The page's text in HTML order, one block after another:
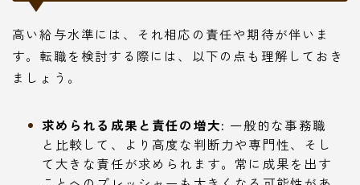
高い給与水準には、それ相応の責任や期待が伴いま
す。転職を検討する際には、以下の点も理解しておき
ましょう。
求められる成果と責任の増大: 一般的な事務職
と比較して、より高度な判断力や専門性、そし
て大きな責任が求められます。常に成果を出す